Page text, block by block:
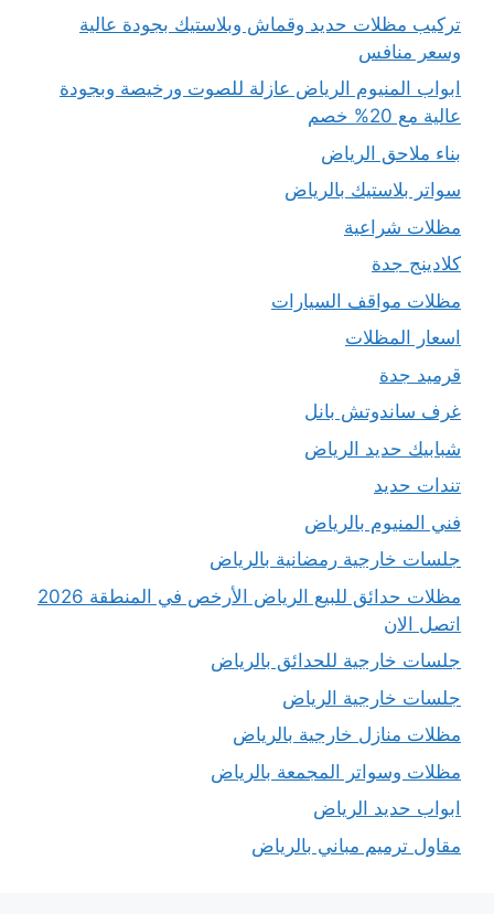
تركيب مظلات حديد وقماش وبلاستيك بجودة عالية
وسعر منافس
ابواب المنيوم الرياض عازلة للصوت ورخيصة وبجودة
عالية مع 20% خصم
بناء ملاحق الرياض
سواتر بلاستيك بالرياض
مظلات شراعية
كلادينج جدة
مظلات مواقف السيارات
اسعار المظلات
قرميد جدة
غرف ساندوتش بانل
شبابيك حديد الرياض
تندات حديد
فني المنيوم بالرياض
جلسات خارجية رمضانية بالرياض
مظلات حدائق للبيع الرياض الأرخص في المنطقة 2026
اتصل الان
جلسات خارجية للحدائق بالرياض
جلسات خارجية الرياض
مظلات منازل خارجية بالرياض
مظلات وسواتر المجمعة بالرياض
ابواب حديد الرياض
مقاول ترميم مباني بالرياض